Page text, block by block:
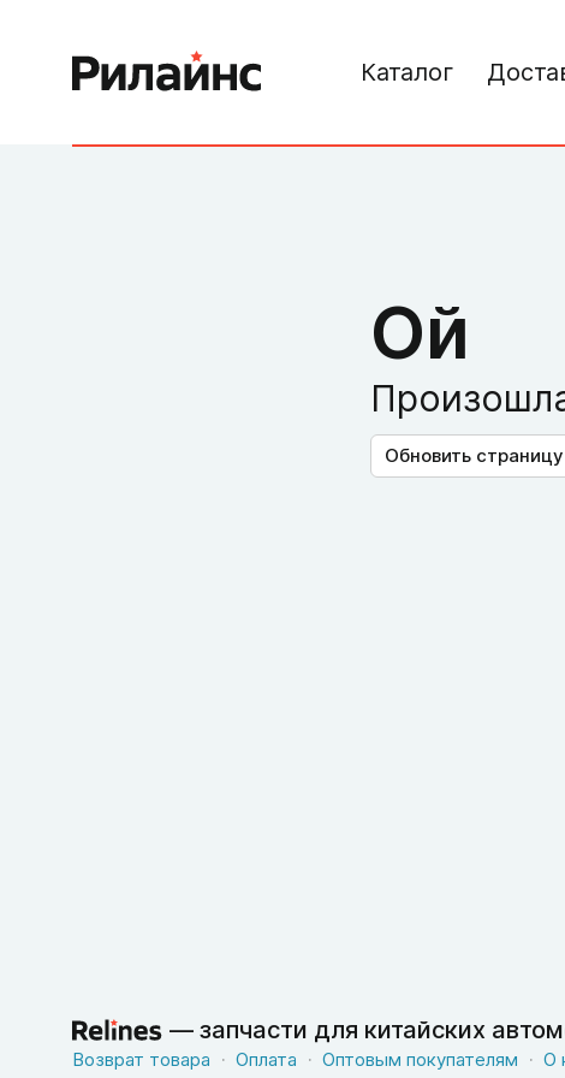
Каталог
Ой
Обновить страницу
— запчасти для китайских
Возврат товара Оплата Оптовым покупателям О